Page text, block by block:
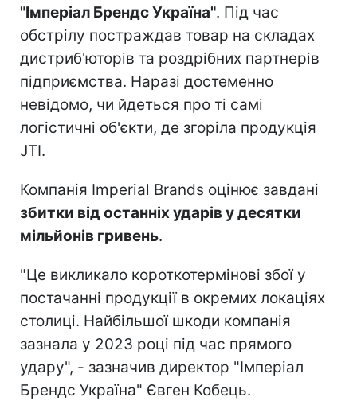
"Імперіал Брендс Україна". Під час
обстрілу постраждав товар на складах
дистриб'юторів та роздрібних партнерів
підприємства. Наразі достеменно
невідомо, чи йдеться про ті самі
логістичні об'єкти, де згоріла продукція
JTI.
Компанія Imperial Brands оцінює завдані
збитки від останніх ударів у десятки
мільйонів гривень.
"Це викликало короткотермінові збої у
постачанні продукції в окремих локаціях
столиці. Найбільшої шкоди компанія
зазнала у 2023 році під час прямого
удару", - зазначив директор "Імперіал
Брендс Україна" Євген Кобець.